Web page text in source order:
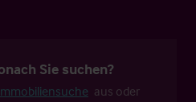
Sie suchen?
aus oder